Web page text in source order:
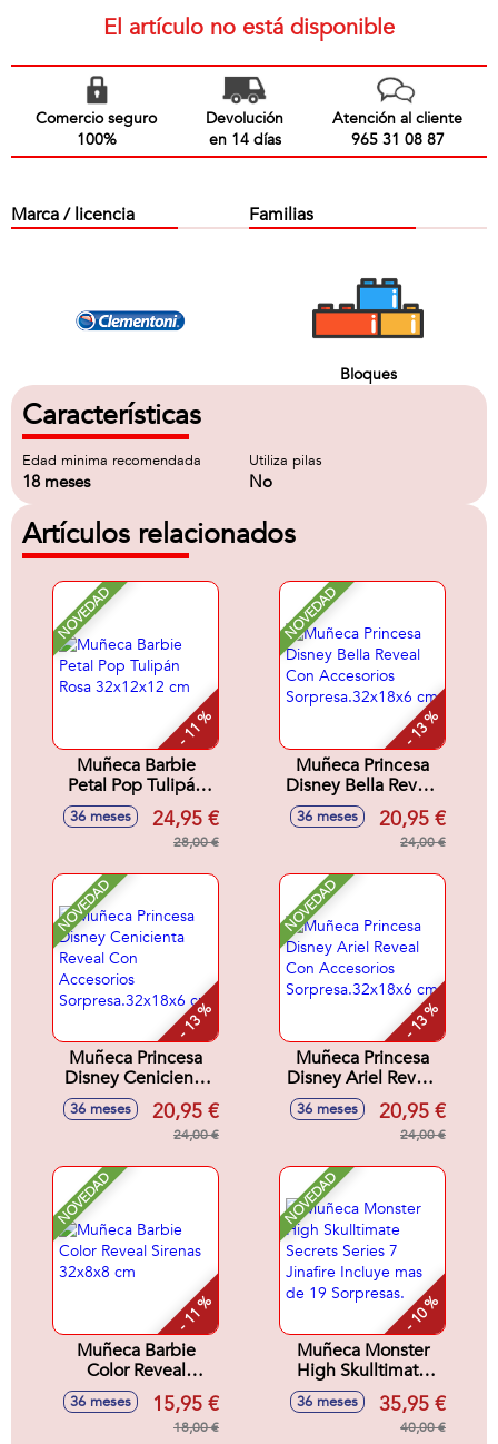
El artículo no está disponible
Comercio seguro
100%
Devolución
en 14 días
Atención al cliente
965 31 08 87
Marca / licencia Familias
Bloques
Características
Edad minima recomendada
18 meses
Utiliza pilas
No
Artículos relacionados
NOVEDAD
- 11 %
Muñeca Barbie
Petal Pop Tulipán
Rosa 32x12x12 cm
36 meses 24,95 €
28,00 €
NOVEDAD
- 13 %
Muñeca Princesa
Disney Bella Reveal
Con Accesorios
Sorpresa.32x18x6
36 meses 20,95 €
24,00 €
NOVEDAD
- 13 %
Muñeca Princesa
Disney Cenicienta
Reveal Con
Accesorios
Sorpresa.32x18x6
36 meses 20,95 €
24,00 €
NOVEDAD
- 13 %
Muñeca Princesa
Disney Ariel Reveal
Con Accesorios
Sorpresa.32x18x6
36 meses 20,95 €
24,00 €
NOVEDAD
- 11 %
Muñeca Barbie
Color Reveal
Sirenas 32x8x8 cm
36 meses 15,95 €
18,00 €
NOVEDAD
- 10 %
Muñeca Monster
High Skulltimate
Secrets Series 7
Jinafire Incluye mas
de 19 Sorpresas.
36 meses 35,95 €
40,00 €